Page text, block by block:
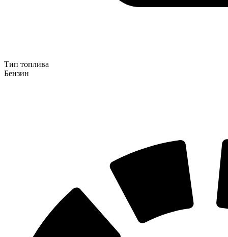
Тип топлива
Бензин